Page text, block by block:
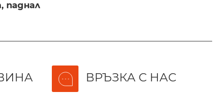
паднал
ВРЪЗКА С НАС